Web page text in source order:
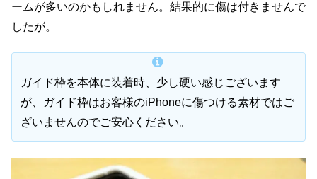
ームが多いのかもしれません。結果的に傷は付きませんで
したが。
ガイド枠を本体に装着時、少し硬い感じございます
が、ガイド枠はお客様のiPhoneに傷つける素材ではご
ざいませんのでご安心ください。